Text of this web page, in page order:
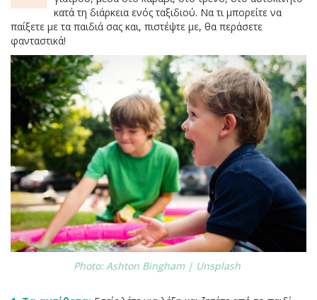
κατά τη διάρκεια ενός ταξιδιού. Να τι μπορείτε να
παίξετε με τα παιδιά σας και, πιστέψτε με, θα περάσετε
φανταστικά!
Photo: Ashton Bingham | Unsplash